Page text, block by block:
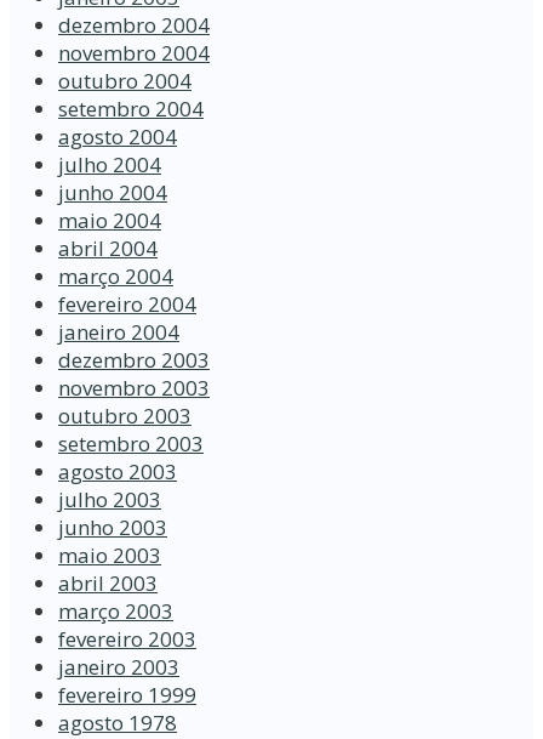
dezembro 2004
novembro 2004
outubro 2004
setembro 2004
agosto 2004
julho 2004
junho 2004
maio 2004
abril 2004
março 2004
fevereiro 2004
janeiro 2004
dezembro 2003
novembro 2003
outubro 2003
setembro 2003
agosto 2003
julho 2003
junho 2003
maio 2003
abril 2003
março 2003
fevereiro 2003
janeiro 2003
fevereiro 1999
agosto 1978